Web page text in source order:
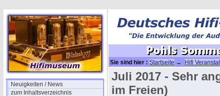
Neuigkeiten / News
zum Inhaltsverzeichnis
Sie sind hier : Startseite → Hifi
Juli 2017 - Sehr
im Freien)